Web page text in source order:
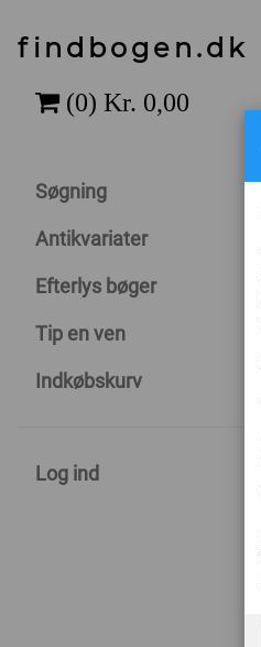
findbogen.dk
Søgning
Antikvariater
Efterlys bøger
Tip en ven
Indkøbskurv
Log ind